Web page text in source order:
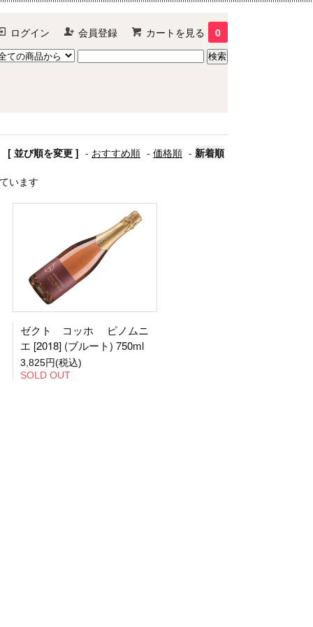
ログイン 会員登録 カートを見る 0
[ 並び順を変更 ] - おすすめ順 - 価格順 - 新着順
います
ゼクト コッホ ピノムニ
エ [2018] (ブルート) 750ml
3,825円(税込)
SOLD OUT